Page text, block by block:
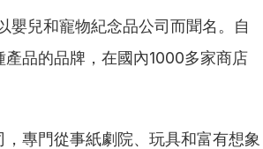
嬰兒和寵物紀念品公司而聞名。自
品的品牌，在國內1000多家商店
，專門從事紙劇院、玩具和富有想象